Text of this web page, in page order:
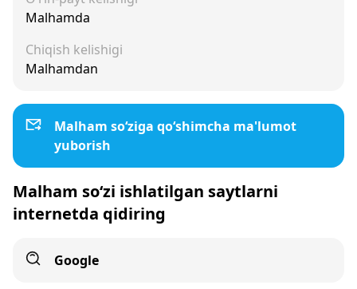
Malhamda
Chiqish kelishigi
Malhamdan
Malham so‘ziga qo‘shimcha ma'lumot
yuborish
Malham so‘zi ishlatilgan saytlarni
internetda qidiring
Google